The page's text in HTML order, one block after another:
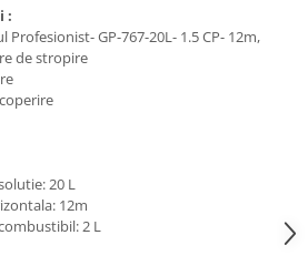
:
GP-767-20L- 1.5 CP- 12m,
de stropire
20 L
12m
2 L